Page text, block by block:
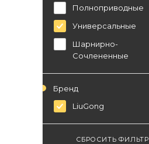
Полноприводные
Универсальные
Шарнирно-
Сочлененные
Бренд
LiuGong
СБРОСИТЬ ФИЛЬТР